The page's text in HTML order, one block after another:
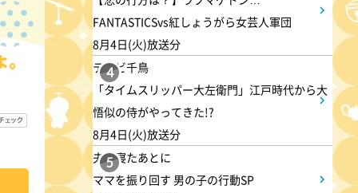
FANTASTICSvs紅しょうがら女芸人軍団
8月4日(火)放送分
4
テレビ千鳥
「タイムスリッパー大左衛門」江戸時代から大
悟似の侍がやってきた!?
8月4日(火)放送分
5
夫が寝たあとに
ママを振り回す 男の子の行動SP
大下容子ワイド!スクランブル
午後 1:00
徹子の部屋 高橋文哉
午後 1:30
DAIGOも台所 ～きょうの献